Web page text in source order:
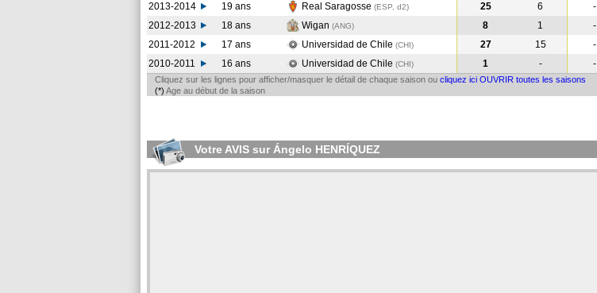
2013-2014
19 ans Real Saragosse (ESP, d2) 25 6 -
2012-2013
18 ans Wigan (ANG) 8 1 -
2011-2012
17 ans Universidad de Chile (CHI) 27 15 -
2010-2011
16 ans Universidad de Chile (CHI) 1 - -
Cliquez sur les lignes pour afficher/masquer le détail de chaque saison ou cliquez ici OUVRIR toutes les saisons
(*) Age au début de la saison
Votre AVIS sur Ángelo HENRÍQUEZ